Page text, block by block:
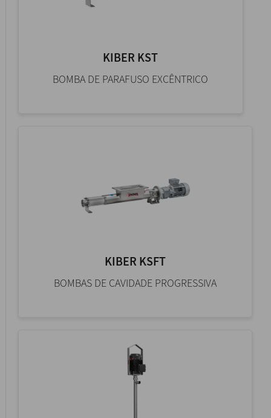
KIBER KST
BOMBA DE PARAFUSO EXCÊNTRICO
KIBER KSFT
BOMBAS DE CAVIDADE PROGRESSIVA